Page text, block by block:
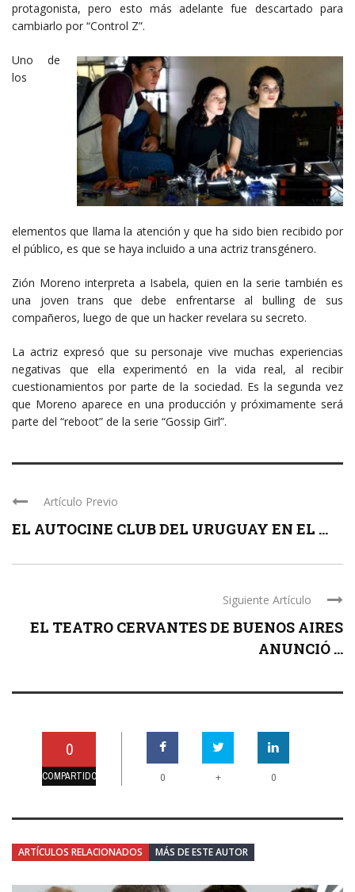
protagonista, pero esto más adelante fue descartado para
cambiarlo por “Control Z”.
Uno de
los
elementos que llama la atención y que ha sido bien recibido por
el público, es que se haya incluido a una actriz transgénero.
Zión Moreno interpreta a Isabela, quien en la serie también es
una joven trans que debe enfrentarse al bulling de sus
compañeros, luego de que un hacker revelara su secreto.
La actriz expresó que su personaje vive muchas experiencias
negativas que ella experimentó en la vida real, al recibir
cuestionamientos por parte de la sociedad. Es la segunda vez
que Moreno aparece en una producción y próximamente será
parte del “reboot” de la serie “Gossip Girl”.
Artículo Previo
EL AUTOCINE CLUB DEL URUGUAY EN EL ...
Siguiente Artículo
EL TEATRO CERVANTES DE BUENOS AIRES
ANUNCIÓ ...
0
COMPARTIDO 0 + 0
ARTÍCULOS RELACIONADOS MÁS DE ESTE AUTOR